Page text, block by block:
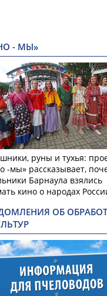
- МЫ»
руны и тухья:
-мы» рассказывает,
Барнаула взялись
кино о народах
ОБ